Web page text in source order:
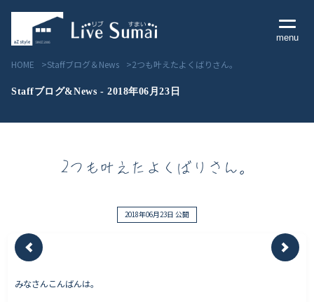
menu
Livesumai 住宅標準性能
Livesumai 保証について
見学会／モデルハウス情報
HOME Staffブログ＆News 2つも叶えたよくばりさん。
Staffブログ&News - 2018年06月23日
2つも叶えたよくばりさん。
2018年06月23日 公開
みなさんこんばんは。